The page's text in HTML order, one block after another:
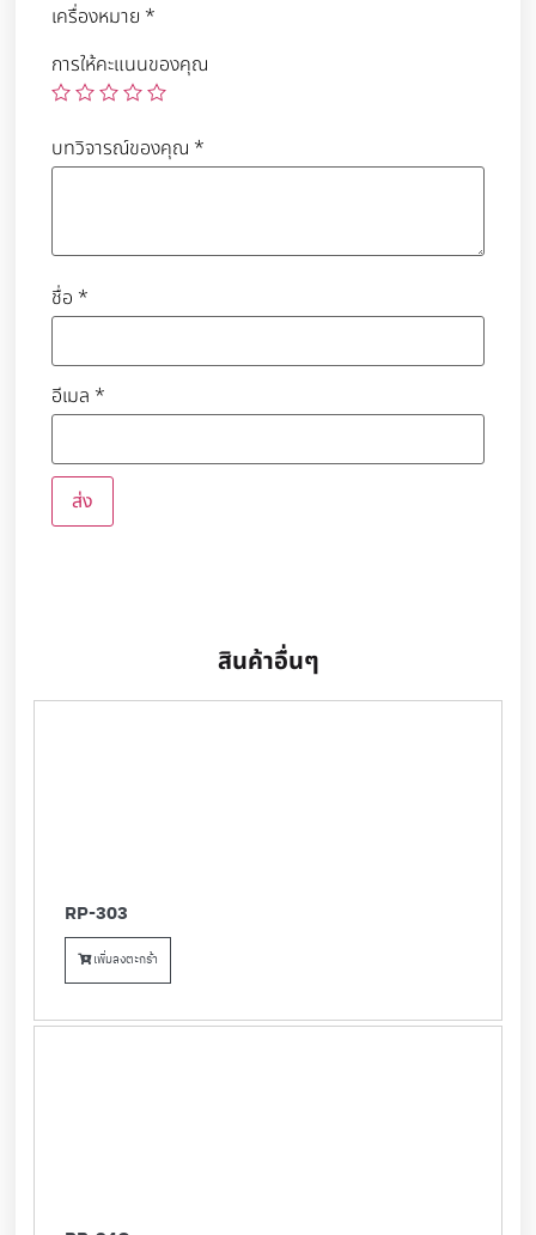
เครื่องหมาย *
การให้คะแนนของคุณ
บทวิจารณ์ของคุณ *
ชื่อ *
อีเมล *
สินค้าอื่นๆ
RP-303
เพิ่มลงตะกร้า